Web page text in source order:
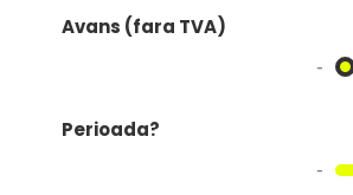
Avans (fara TVA)
-
Perioada?
-